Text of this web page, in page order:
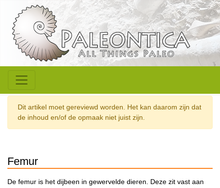
Dit artikel moet gereviewd worden. Het kan daarom zijn dat
de inhoud en/of de opmaak niet juist zijn.
Femur
De femur is het dijbeen in gewervelde dieren. Deze zit vast aan